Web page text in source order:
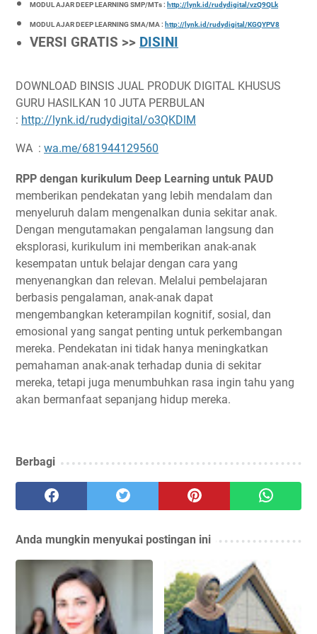
MODUL AJAR DEEP LEARNING SMP/MTs : http://lynk.id/rudydigital/vzQ9QLk
MODUL AJAR DEEP LEARNING SMA/MA : http://lynk.id/rudydigital/KGQYPV8
VERSI GRATIS >> DISINI
DOWNLOAD BINSIS JUAL PRODUK DIGITAL KHUSUS
GURU HASILKAN 10 JUTA PERBULAN
: http://lynk.id/rudydigital/o3QKDlM
WA : wa.me/681944129560
RPP dengan kurikulum Deep Learning untuk PAUD
memberikan pendekatan yang lebih mendalam dan
menyeluruh dalam mengenalkan dunia sekitar anak.
Dengan mengutamakan pengalaman langsung dan
eksplorasi, kurikulum ini memberikan anak-anak
kesempatan untuk belajar dengan cara yang
menyenangkan dan relevan. Melalui pembelajaran
berbasis pengalaman, anak-anak dapat
mengembangkan keterampilan kognitif, sosial, dan
emosional yang sangat penting untuk perkembangan
mereka. Pendekatan ini tidak hanya meningkatkan
pemahaman anak-anak terhadap dunia di sekitar
mereka, tetapi juga menumbuhkan rasa ingin tahu yang
akan bermanfaat sepanjang hidup mereka.
Berbagi
Anda mungkin menyukai postingan ini